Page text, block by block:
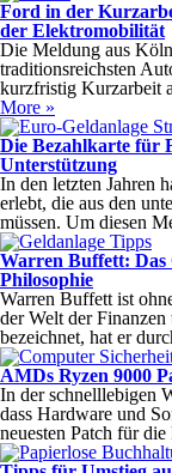
Ford in der
der Elektromobilität
Die Meldung aus
traditionsreichsten
kurzfristig Kurzarbeit
More »
Die Bezahlkarte für
Unterstützung
In den letzten Jahren
erlebt, die aus den
müssen. Um diesen
Warren Buffett: Das
Philosophie
Warren Buffett ist
der Welt der
bezeichnet, hat er
AMDs Ryzen 9000
In der schnelllebigen
dass Hardware und
neuesten Patch für